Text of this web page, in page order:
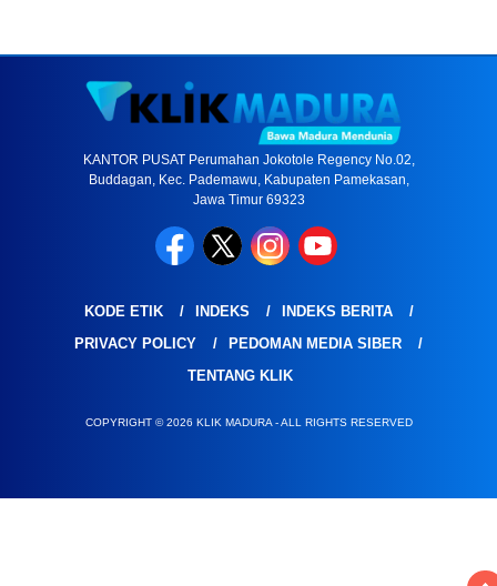
KANTOR PUSAT Perumahan Jokotole Regency No.02,
Buddagan, Kec. Pademawu, Kabupaten Pamekasan,
Jawa Timur 69323
KODE ETIK INDEKS
INDEKS BERITA
PRIVACY POLICY
PEDOMAN MEDIA SIBER
TENTANG KLIK
COPYRIGHT © 2026 KLIK MADURA - ALL RIGHTS RESERVED